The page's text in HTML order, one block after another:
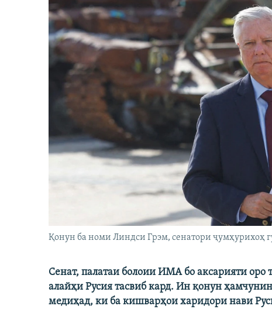
Қонун ба номи Линдси Грэм, сенатори ҷумҳурихоҳ
Сенат, палатаи болоии ИМА бо аксарияти
алайҳи Русия тасвиб кард. Ин қонун
медиҳад, ки ба кишварҳои харидори нави